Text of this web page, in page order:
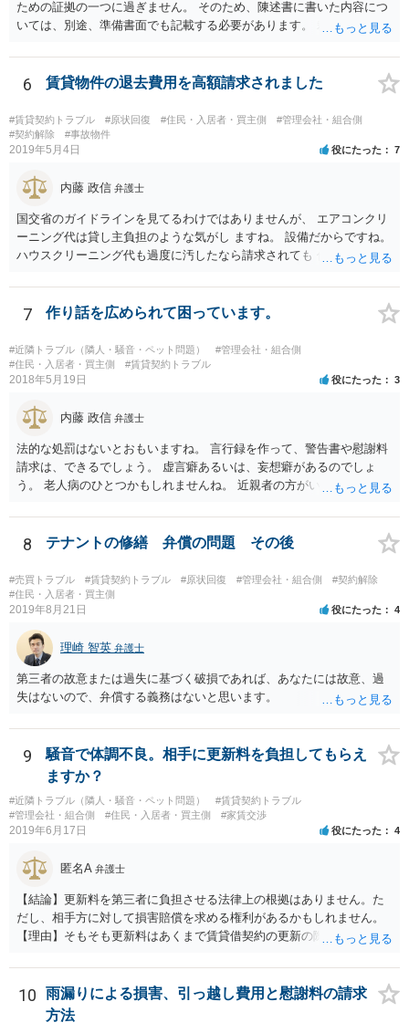
ための証拠の一つに過ぎません。 そのため、陳述書に書いた内容につ
いては、別途、準備書面でも記載する必要があります。 裁判所は弁論
合もありますが、 基本的には、主張書面で主張する必要があるという
ことになります。
6 賃貸物件の退去費用を高額請求されました
#賃貸契約トラブル #原状回復 #住民・入居者・買主側
#管理会社・組合側
#契約解除
#事故物件
2019年5月4日 役にたった 7
内藤 政信 弁護士
国交省のガイドラインを見てるわけではありませんが、 エアコンクリ
ーニング代は貸し主負担のような気がし ますね。 設備だからですね。
ハウスクリーニング代も過度に汚したなら請求されても 仕方ないでし
の借主のための清掃だと思いますね。 ほっといて争ってみたらいいで
しょう。
7 作り話を広められて困っています。
#近隣トラブル（隣人・騒音・ペット問題）
#管理会社・組合側
#住民・入居者・買主側
#賃貸契約トラブル
2018年5月19日 役にたった 3
内藤 政信 弁護士
法的な処罰はないとおもいますね。 言行録を作って、警告書や慰謝料
請求は、できるでしょう。 虚言癖あるいは、妄想癖があるのでしょ
う。 老人病のひとつかもしれませんね。 近親者の方がいれば、話を通
8 テナントの修繕 弁償の問題 その後
#売買トラブル #賃貸契約トラブル #原状回復 #管理会社・組合側
#契約解除
#住民・入居者・買主側
2019年8月21日 役にたった 4
理崎 智英 弁護士
第三者の故意または過失に基づく破損であれば、あなたには故意、過
失はないので、弁償する義務はないと思います。
9
騒音で体調不良。相手に更新料を負担してもらえ
ますか？
#近隣トラブル（隣人・騒音・ペット問題）
#賃貸契約トラブル
#管理会社・組合側
#住民・入居者・買主側 #家賃交渉
2019年6月17日 役にたった 4
匿名A 弁護士
【結論】更新料を第三者に負担させる法律上の根拠はありません。た
だし、相手方に対して損害賠償を求める権利があるかもしれません。
【理由】そもそも更新料はあくまで賃貸借契約の更新の際の手数料の
音ですが、まず「受忍限度論」という考え方がありますのでここから
説明します。 誰しも日々の生活をするにあたり、足音・洗濯機・掃除
機・風呂の水音など音を発生させるのはお互い様ですので、音に敏感
10
雨漏りによる損害、引っ越し費用と慰謝料の請求
方法